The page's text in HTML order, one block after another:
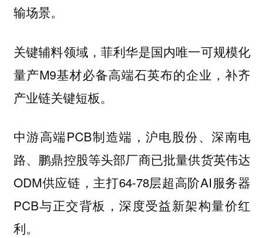
输场景。
关键辅料领域，菲利华是国内唯一可规模化
量产M9基材必备高端石英布的企业，补齐
产业链关键短板。
中游高端PCB制造端，沪电股份、深南电
路、鹏鼎控股等头部厂商已批量供货英伟达
ODM供应链，主打64-78层超高阶AI服务器
PCB与正交背板，深度受益新架构量价红
利。